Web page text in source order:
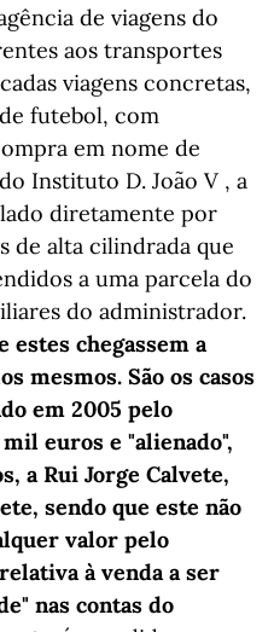
de viagens do
aos transportes
viagens concretas,
futebol, com
em nome de
Instituto D. João V , a
diretamente por
de alta cilindrada que
a uma parcela do
do administrador.
estes chegassem a
mesmos. São os casos
em 2005 pelo
euros e "alienado",
a Rui Jorge Calvete,
sendo que este não
valor pelo
à venda a ser
nas contas do